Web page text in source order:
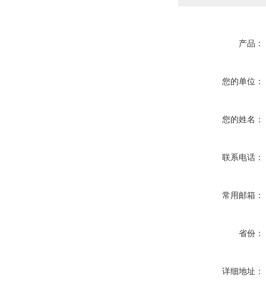
产品：
您的单位：
您的姓名：
联系电话：
常用邮箱：
省份：
详细地址：